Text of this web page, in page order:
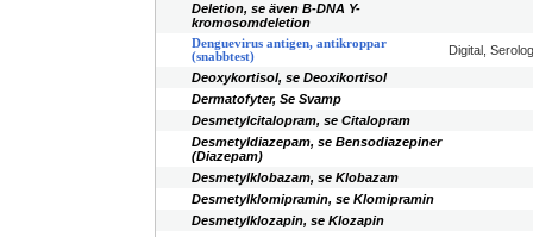
Deletion, se även B-DNA Y-
kromosomdeletion
Denguevirus antigen, antikroppar
(snabbtest)
Digital,
Deoxykortisol, se Deoxikortisol
Dermatofyter, Se Svamp
Desmetylcitalopram, se Citalopram
Desmetyldiazepam, se Bensodiazepiner
(Diazepam)
Desmetylklobazam, se Klobazam
Desmetylklomipramin, se Klomipramin
Desmetylklozapin, se Klozapin